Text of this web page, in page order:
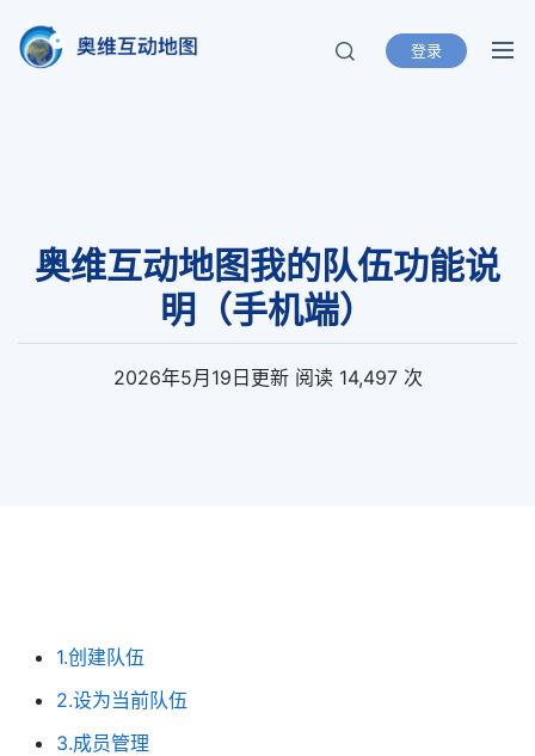
奥维互动地图
北京元生华网软件有限公司 400-893-
登录
奥维互动地图我的队伍功能说
明（手机端）
2026年5月19日 更新 阅读 14,497 次
1.创建队伍
2.设为当前队伍
3.成员管理